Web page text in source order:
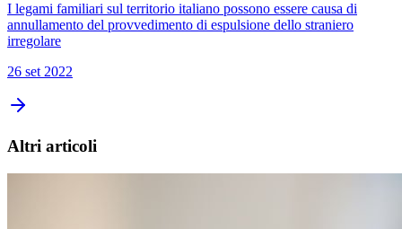
I legami familiari sul territorio italiano possono essere causa di
annullamento del provvedimento di espulsione dello straniero
irregolare
26 set 2022
Altri articoli